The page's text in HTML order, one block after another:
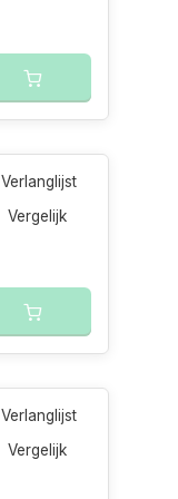
Verlanglijst
Vergelijk
Verlanglijst
Vergelijk